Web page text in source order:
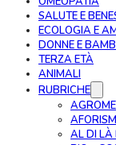
SALUTE E
ECOLOGIA E
DONNE E
TERZA ETÀ
ANIMALI
RUBRICHE
AL DI LÀ